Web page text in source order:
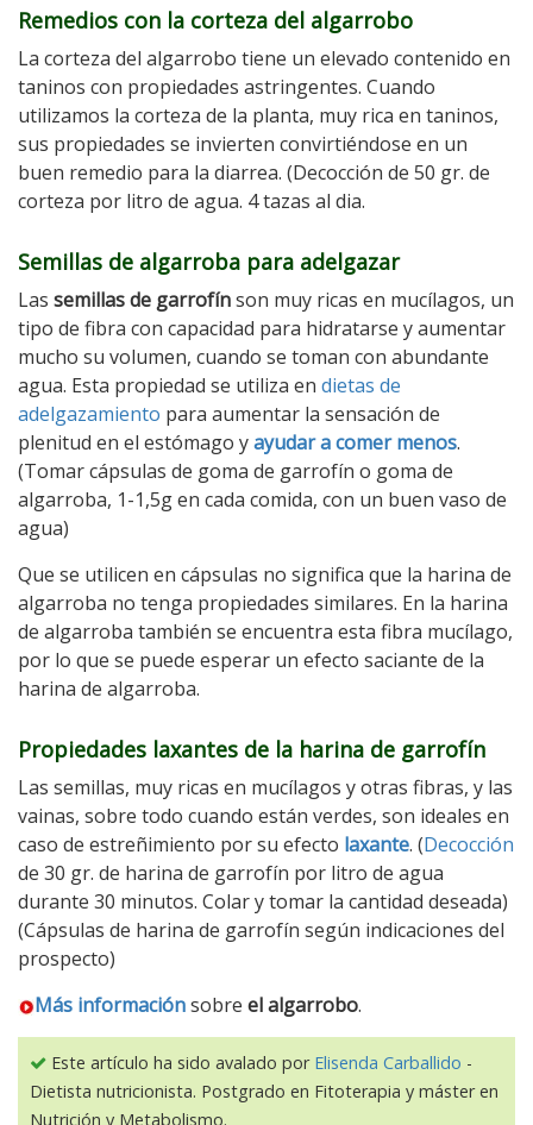
Remedios con la corteza del algarrobo
La corteza del algarrobo tiene un elevado contenido en
taninos con propiedades astringentes. Cuando
utilizamos la corteza de la planta, muy rica en taninos,
sus propiedades se invierten convirtiéndose en un
buen remedio para la diarrea. (Decocción de 50 gr. de
corteza por litro de agua. 4 tazas al dia.
Semillas de algarroba para adelgazar
Las semillas de garrofínson muy ricas en mucílagos, un
tipo de fibra con capacidad para hidratarse y aumentar
mucho su volumen, cuando se toman con abundante
agua. Esta propiedad se utiliza en dietas de
adelgazamiento para aumentar la sensación de
plenitud en el estómago yayudar a comer menos.
(Tomar cápsulas de goma de garrofín o goma de
algarroba, 1-1,5g en cada comida, con un buen vaso de
agua)
Que se utilicen en cápsulas no significa que la harina de
algarroba no tenga propiedades similares. En la harina
de algarroba también se encuentra esta fibra mucílago,
por lo que se puede esperar un efecto saciante de la
harina de algarroba.
Propiedades laxantes de la harina de garrofín
Las semillas, muy ricas en mucílagos y otras fibras, y las
vainas, sobre todo cuando están verdes, son ideales en
caso de estreñimiento por su efecto laxante. (Decocción
de 30 gr. de harina de garrofín por litro de agua
durante 30 minutos. Colar y tomar la cantidad deseada)
(Cápsulas de harina de garrofín según indicaciones del
prospecto)
Más informaciónsobre el algarrobo.
Este artículo ha sido avalado por Elisenda Carballido -
Dietista nutricionista. Postgrado en Fitoterapia y máster en
Nutrición y Metabolismo.